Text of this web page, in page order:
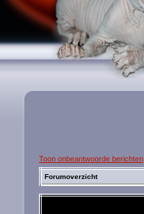
Toon onbeantwoorde berichten
Forumoverzicht